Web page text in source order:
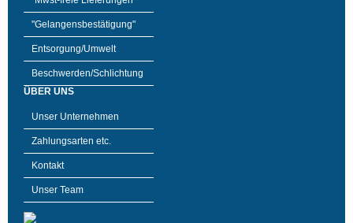
"Gelangensbestätigung"
Entsorgung/Umwelt
Beschwerden/Schlichtung
ÜBER UNS
Unser Unternehmen
Zahlungsarten etc.
Kontakt
Unser Team